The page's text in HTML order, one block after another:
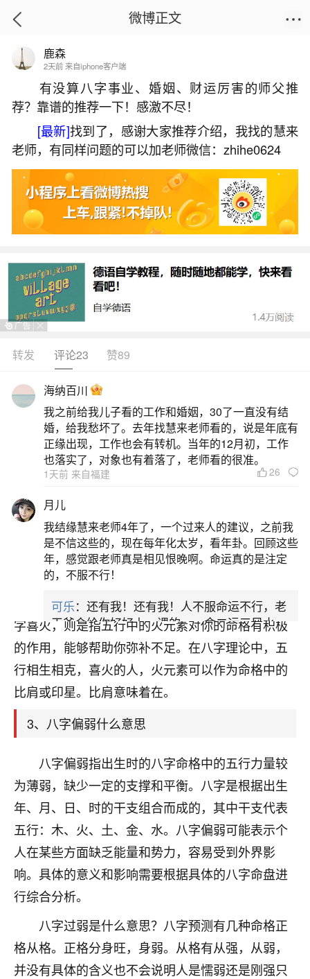
首页
命格偏弱什么意思？
2026-06-01 15:37:50 20 3 赞
生活中像命格偏弱什么意思？都是很常见的问
题，但是小问题不注意可能会引起大麻烦，下面就
这个问题给大家做一些解读：
1、算命中说的从弱格是什么意思？
八字身弱，意味着一个人的命格较弱。从弱
格，可以理解为一个人在五行中缺少某种元素，如
木、火、土、金、水之一，从而使得整体命格偏
病或体质较弱。具体来说，从弱格的人在运势上可
能不如从强格的人顺遂。他们可能会遇到更多的挑
战和困难，需要更多的努力去克服。但值得注意的
是，从弱格的人也有他们独特的优点
2、“八字偏弱,八字喜火,火就是此命的喜神”这话
什么意思？
八字偏弱意味着个人命格中力量较弱，需要借
助外部力量来增强自身的运势。在这个情况下，找
到适合的五行元素进行调和就显得尤为重要。而八
字喜火，则是指五行中的火元素对你的命格有积极
的作用，能够帮助你弥补不足。在八字理论中，五
行相生相克，喜火的人，火元素可以作为命格中的
比肩或印星。比肩意味着在。
3、八字偏弱什么意思
八字偏弱指出生时的八字命格中的五行力量较
为薄弱，缺少一定的支撑和平衡。八字是根据出生
年、月、日、时的干支组合而成的，其中干支代表
五行：木、火、土、金、水。八字偏弱可能表示个
人在某些方面缺乏能量和势力，容易受到外界影
响。具体的意义和影响需要根据具体的八字命盘进
行综合分析。
八字过弱是什么意思？八字预测有几种命格正
格从格。正格分身旺，身弱。从格有从强，从弱，
并没有具体的含义也不会说明人是懦弱还是刚强只
微博正文
鹿森
2天前 来自iphone客户端
有没算八字事业、婚姻、财运厉害的师父推
荐？靠谱的推荐一下！感激不尽！
[最新]找到了，感谢大家推荐介绍，我找的慧来
老师，有同样问题的可以加老师微信：zhihe0624
转发 评论23 赞89
海纳百川
我之前给我儿子看的工作和婚姻，30了一直没有结
婚，给我愁坏了。去年找慧来老师看的，说是年底有
正缘出现，工作也会有转机。当年的12月初，工作
也落实了，对象也有着落了，老师看的很准。
1天前 来自福建 26
月儿
我结缘慧来老师4年了，一个过来人的建议，之前我
是不信这些的，现在每年化太岁，看年卦。回顾这些
年，感觉跟老师真是相见恨晚啊。命运真的是注定
的，不服不行！
可乐：还有我！还有我！人不服命运不行，老
天爷会给你好好上一课的。一命二运三风水，
哪样不服都不行！
平安是福：我也是每年找老师化太岁，看年
卦，认识老师3年了，都是缘分啊！
心若莲花
我是做餐饮的，这两年，生意屡屡受挫，店开一家关
一家，要么生意不好，生意好的就出事。前些年攒的
家底快败光了，真是倒霉！我也想找人看看到底怎么
回事？
鹿森 ：你可以找老师看看，人有时不服命不行
啊！
太阳当空赵：我也做餐饮的，生意不算大，但
是我从找店开始都是找慧来老师跟进的，选
址、风水、还有开业日子，哪哪都看了，虽然
大环境不好，但是我家生意还可以，前几天又
刚找老师做了补财库，希望财运更好一点！
2小时前 来自海南 18